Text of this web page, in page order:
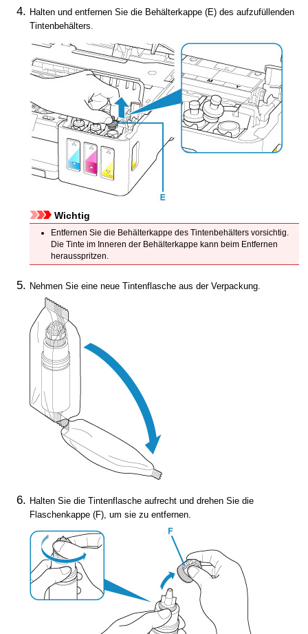
Halten und entfernen Sie die Behälterkappe (E) des aufzufüllenden
Tintenbehälters.
Wichtig
Entfernen Sie die Behälterkappe des Tintenbehältersvorsichtig.
Die Tinte im Inneren der Behälterkappe kann beim Entfernen
herausspritzen.
Nehmen Sie eine neue Tintenflasche aus der Verpackung.
Halten Sie die Tintenflasche aufrecht und drehen Sie die
Flaschenkappe (F), um sie zu entfernen.